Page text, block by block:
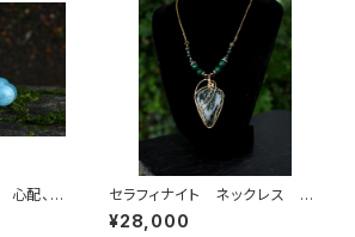
配、恐
き寄せ
セラフィナイト ネックレス 安
心感、喜びを見出す、力強い癒し
の波動の石
¥28,000